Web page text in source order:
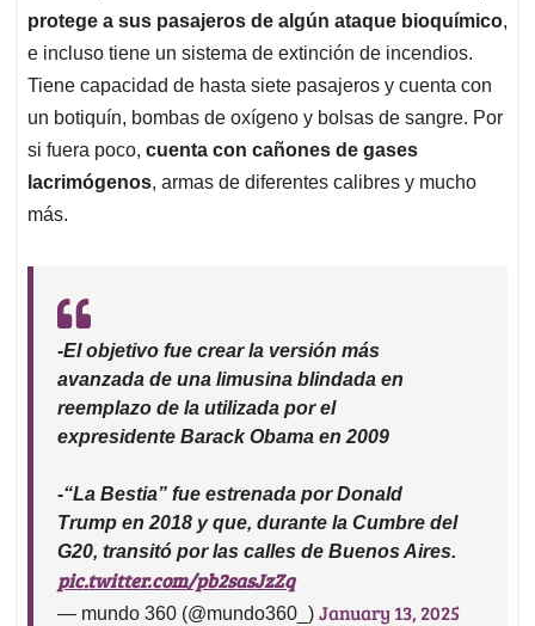
protege a sus pasajeros de algún ataque bioquímico,
e incluso tiene un sistema de extinción de incendios.
Tiene capacidad de hasta siete pasajeros y cuenta con
un botiquín, bombas de oxígeno y bolsas de sangre. Por
si fuera poco, cuenta con cañones de gases
lacrimógenos, armas de diferentes calibres y mucho
más.
-El objetivo fue crear la versión más
avanzada de una limusina blindada en
reemplazo de la utilizada por el
expresidente Barack Obama en 2009
-“La Bestia” fue estrenada por Donald
Trump en 2018 y que, durante la Cumbre del
G20, transitó por las calles de Buenos Aires.
pic.twitter.com/pb2sasJzZq
— mundo 360 (@mundo360_) January 13, 2025